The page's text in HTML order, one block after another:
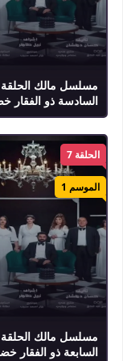
السادسة ذو الفقار خضر
السابعة ذو الفقار خضر
الحلقة 7
الموسم 1